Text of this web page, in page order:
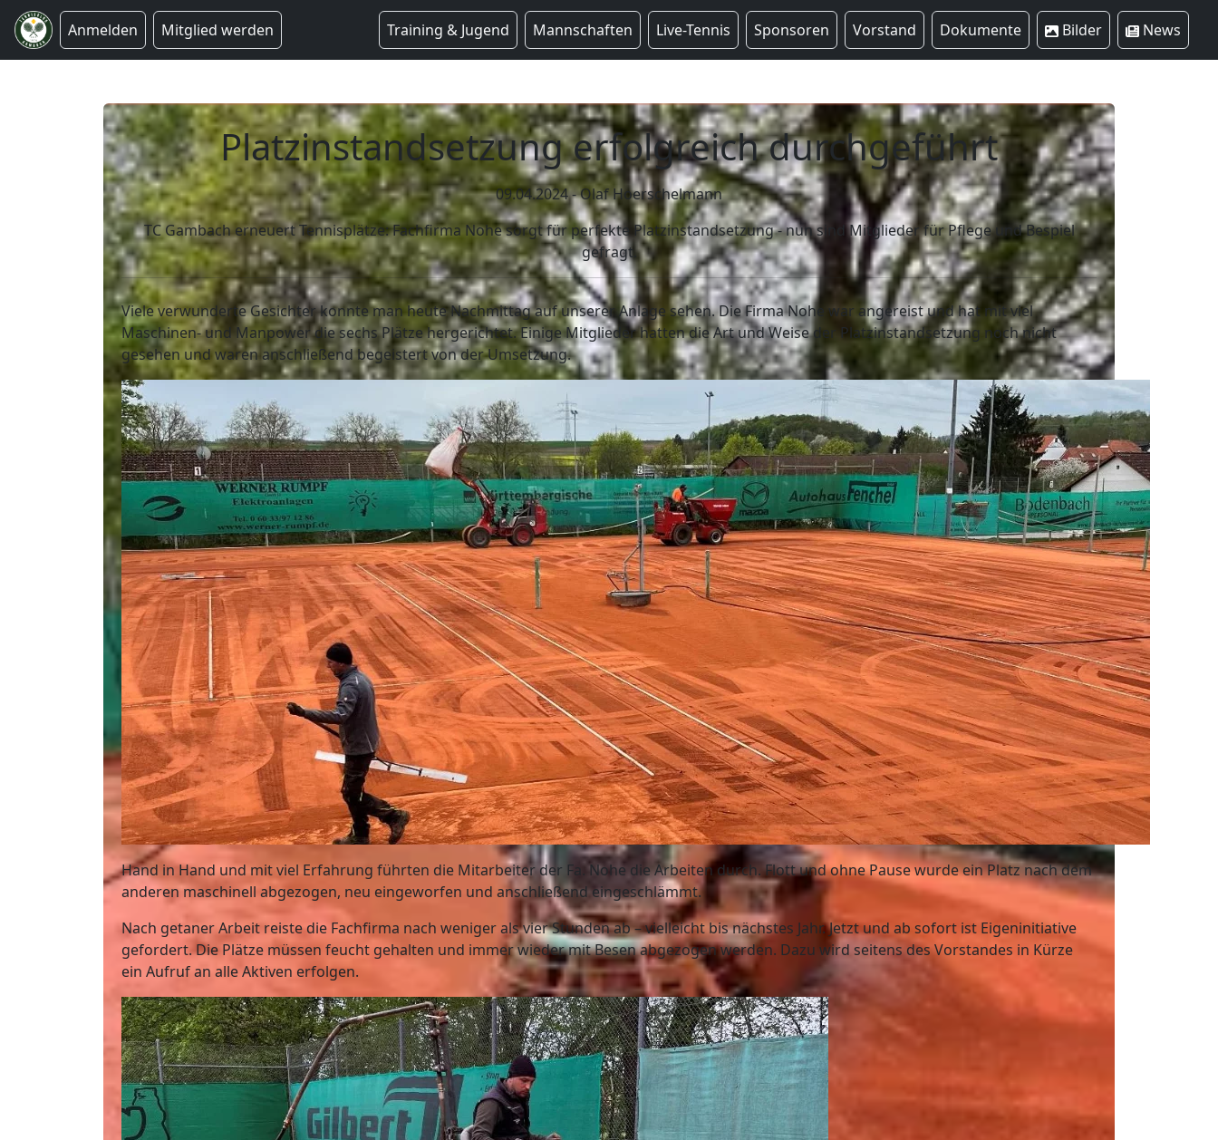
Anmelden Mitglied werden Training & Jugend Mannschaften Live-Tennis Sponsoren Vorstand Dokumente Bilder News
Platzinstandsetzung erfolgreich durchgeführt
09.04.2024 - Olaf Hoerschelmann
TC Gambach erneuert Tennisplätze: Fachfirma Nohe sorgt für perfekte Platzinstandsetzung - nun sind Mitglieder für Pflege und Bespiel
gefragt.
Viele verwunderte Gesichter konnte man heute Nachmittag auf unserer Anlage sehen. Die Firma Nohe war angereist und hat mit viel
Maschinen- und Manpower die sechs Plätze hergerichtet. Einige Mitglieder hatten die Art und Weise der Platzinstandsetzung noch nicht
gesehen und waren anschließend begeistert von der Umsetzung.
Hand in Hand und mit viel Erfahrung führten die Mitarbeiter der Fa. Nohe die Arbeiten durch. Flott und ohne Pause wurde ein Platz nach dem
anderen maschinell abgezogen, neu eingeworfen und anschließend eingeschlämmt.
Nach getaner Arbeit reiste die Fachfirma nach weniger als vier Stunden ab – vielleicht bis nächstes Jahr. Jetzt und ab sofort ist Eigeninitiative
gefordert. Die Plätze müssen feucht gehalten und immer wieder mit Besen abgezogen werden. Dazu wird seitens des Vorstandes in Kürze
ein Aufruf an alle Aktiven erfolgen.